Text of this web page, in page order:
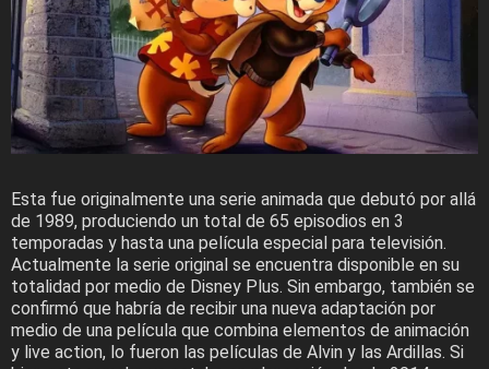
Esta fue originalmente una serie animada que debutó por allá
de 1989, produciendo un total de 65 episodios en 3
temporadas y hasta una película especial para televisión.
Actualmente la serie original se encuentra disponible en su
totalidad por medio de Disney Plus. Sin embargo, también se
confirmó que habría de recibir una nueva adaptación por
medio de una película que combina elementos de animación
y live action, lo fueron las películas de Alvin y las Ardillas. Si